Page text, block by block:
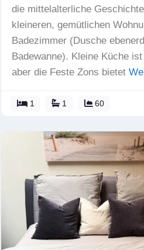
die mittelalterliche
kleineren, gemütlichen
Badezimmer (Dusche
Badewanne). Kleine Küche
aber die Feste Zons bietet
1 1 60